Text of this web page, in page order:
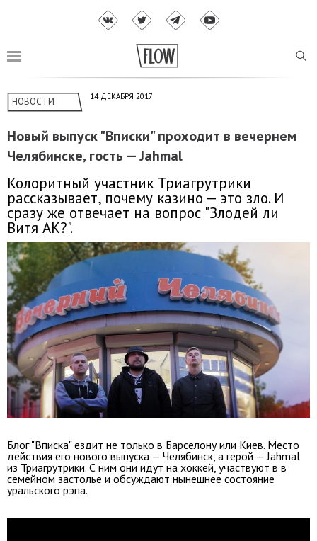
НОВОСТИ 14 ДЕКАБРЯ 2017
Новый выпуск "Вписки" проходит в вечернем
Челябинске, гость — Jahmal
Колоритный участник Триагрутрики
рассказывает, почему казино — это зло. И
сразу же отвечает на вопрос "Злодей ли
Витя АК?".
Блог "Вписка" ездит не только в Барселону или Киев. Место
действия его нового выпуска — Челябинск, а герой — Jahmal
из Триагрутрики. С ним они идут на хоккей, участвуют в в
семейном застолье и обсуждают нынешнее состояние
уральского рэпа.